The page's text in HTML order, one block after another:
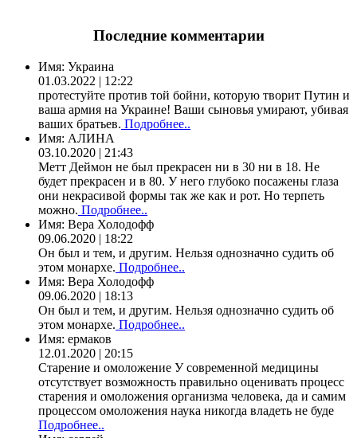
Последние комментарии
Имя: Украина
01.03.2022 | 12:22
протестуйте против той бойни, которую творит Путин и
ваша армия на Украине! Ваши сыновья умирают, убивая
ваших братьев. Подробнее..
Имя: АЛИНА
03.10.2020 | 21:43
Метт Деймон не был прекрасен ни в 30 ни в 18. Не
будет прекрасен и в 80. У него глубоко посажены глаза
они некрасивой формы так же как и рот. Но терпеть
можно. Подробнее..
Имя: Вера Холодофф
09.06.2020 | 18:22
Он был и тем, и другим. Нельзя однозначно судить об
этом монархе. Подробнее..
Имя: Вера Холодофф
09.06.2020 | 18:13
Он был и тем, и другим. Нельзя однозначно судить об
этом монархе. Подробнее..
Имя: ермаков
12.01.2020 | 20:15
Старение и омоложение У современной медицины
отсутствует возможность правильно оценивать процесс
старения и омоложения организма человека, да и самим
процессом омоложения наука никогда владеть не буде
Подробнее..